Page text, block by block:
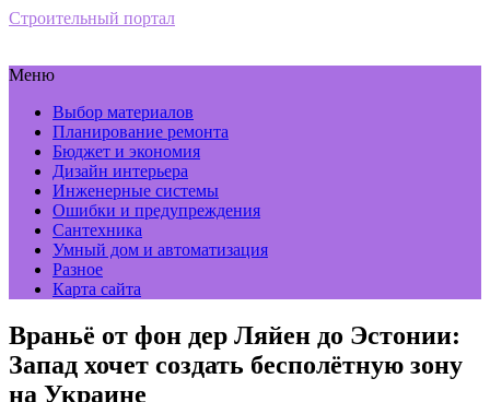
Строительный портал
Меню
Выбор материалов
Планирование ремонта
Бюджет и экономия
Дизайн интерьера
Инженерные системы
Ошибки и предупреждения
Сантехника
Умный дом и автоматизация
Разное
Карта сайта
Враньё от фон дер Ляйен до Эстонии:
Запад хочет создать бесполётную зону
на Украине